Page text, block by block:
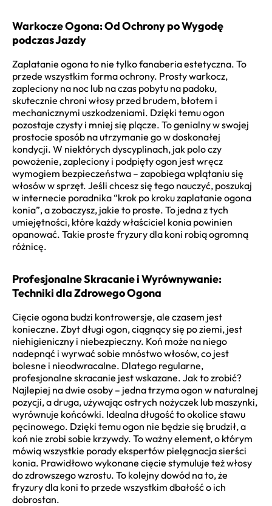
Warkocze Ogona: Od Ochrony po Wygodę
podczas Jazdy
Zaplatanie ogona to nie tylko fanaberia estetyczna. To
przede wszystkim forma ochrony. Prosty warkocz,
zapleciony na noc lub na czas pobytu na padoku,
skutecznie chroni włosy przed brudem, błotem i
mechanicznymi uszkodzeniami. Dzięki temu ogon
pozostaje czysty i mniej się plącze. To genialny w swojej
prostocie sposób na utrzymanie go w doskonałej
kondycji. W niektórych dyscyplinach, jak polo czy
powożenie, zapleciony i podpięty ogon jest wręcz
wymogiem bezpieczeństwa – zapobiega wplątaniu się
włosów w sprzęt. Jeśli chcesz się tego nauczyć, poszukaj
w internecie poradnika “krok po kroku zaplatanie ogona
konia”, a zobaczysz, jakie to proste. To jedna z tych
umiejętności, które każdy właściciel konia powinien
opanować. Takie proste fryzury dla koni robią ogromną
różnicę.
Profesjonalne Skracanie i Wyrównywanie:
Techniki dla Zdrowego Ogona
Cięcie ogona budzi kontrowersje, ale czasem jest
konieczne. Zbyt długi ogon, ciągnący się po ziemi, jest
niehigieniczny i niebezpieczny. Koń może na niego
nadepnąć i wyrwać sobie mnóstwo włosów, co jest
bolesne i nieodwracalne. Dlatego regularne,
profesjonalne skracanie jest wskazane. Jak to zrobić?
Najlepiej na dwie osoby – jedna trzyma ogon w naturalnej
pozycji, a druga, używając ostrych nożyczek lub maszynki,
wyrównuje końcówki. Idealna długość to okolice stawu
pęcinowego. Dzięki temu ogon nie będzie się brudził, a
koń nie zrobi sobie krzywdy. To ważny element, o którym
mówią wszystkie porady ekspertów pielęgnacja sierści
konia. Prawidłowo wykonane cięcie stymuluje też włosy
do zdrowszego wzrostu. To kolejny dowód na to, że
fryzury dla koni to przede wszystkim dbałość o ich
dobrostan.